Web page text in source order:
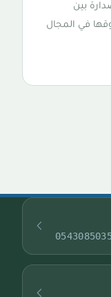
بين
في المجال